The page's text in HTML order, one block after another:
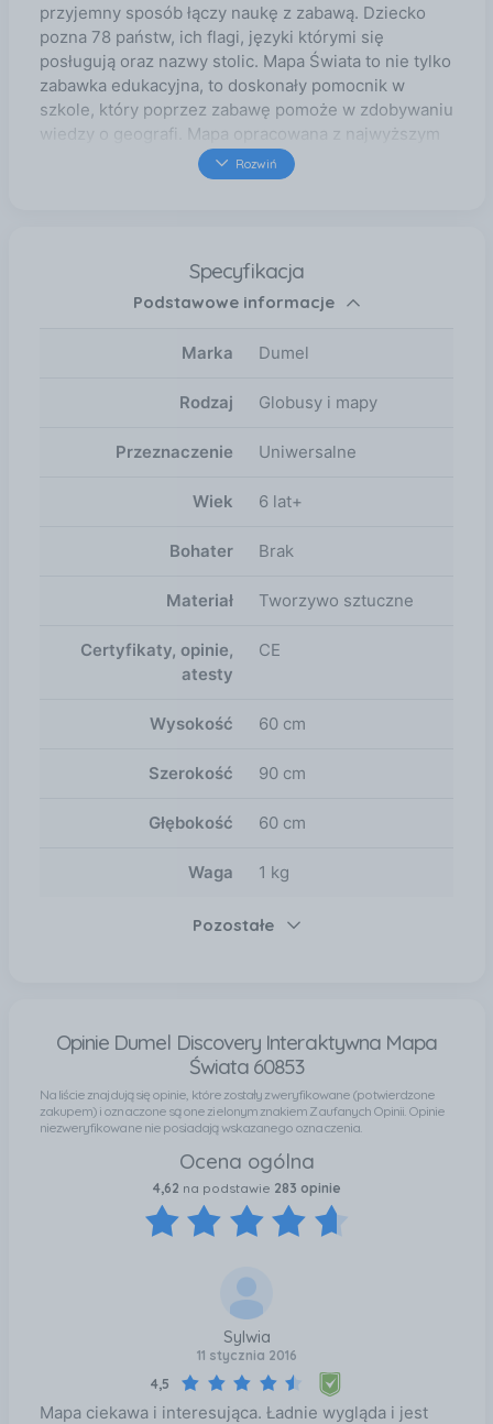
przyjemny sposób łączy naukę z zabawą. Dziecko
pozna 78 państw, ich flagi, języki którymi się
posługują oraz nazwy stolic. Mapa Świata to nie tylko
zabawka edukacyjna, to doskonały pomocnik w
szkole, który poprzez zabawę pomoże w zdobywaniu
wiedzy o geografi. Mapa opracowana z najwyższym
zaangażowaniem i poświęceniem, tak aby dziecko
mogło z niej korzystać przez długie lata. Z zabawką
się mieszkańcy oraz różne zabawne fakty. Mapę
można powiesić na ścianie lub położyć na podłodze
zabawnymi odgłosami Dostępne funkcje: Quiz dla
“wyzwanie” – gra na punkty dla 2 osób Super quiz –
mapy: 90×60 cm Wymiary opakowanie: 65×7,5×30
Rozwiń
Specyfikacja
Podstawowe informacje
Marka Dumel
Rodzaj Globusy i mapy
Przeznaczenie Uniwersalne
Wiek 6 lat+
Bohater Brak
Materiał Tworzywo sztuczne
Certyfikaty, opinie,
atesty
CE
Wysokość 60 cm
Szerokość 90 cm
Głębokość 60 cm
Waga 1 kg
Pozostałe
Opinie Dumel Discovery Interaktywna Mapa
Świata 60853
Na liście znajdują się opinie, które zostały zweryfikowane (potwierdzone
zakupem) i oznaczone są one zielonym znakiem Zaufanych Opinii. Opinie
niezweryfikowane nie posiadają wskazanego oznaczenia.
Ocena ogólna
4,62 na podstawie 283 opinie
Sylwia
11 stycznia 2016
4,5
Mapa ciekawa i interesująca. Ładnie wygląda i jest